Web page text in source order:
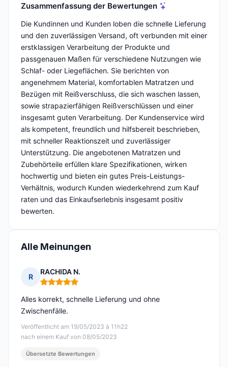
Zusammenfassung der Bewertungen
Die Kundinnen und Kunden loben die schnelle Lieferung
und den zuverlässigen Versand, oft verbunden mit einer
erstklassigen Verarbeitung der Produkte und
passgenauen Maßen für verschiedene Nutzungen wie
Schlaf- oder Liegeflächen. Sie berichten von
angenehmem Material, komfortablen Matratzen und
Bezügen mit Reißverschluss, die sich waschen lassen,
sowie strapazierfähigen Reißverschlüssen und einer
insgesamt guten Verarbeitung. Der Kundenservice wird
als kompetent, freundlich und hilfsbereit beschrieben,
mit schneller Reaktionszeit und zuverlässiger
Unterstützung. Die angebotenen Matratzen und
Zubehörteile erfüllen klare Spezifikationen, wirken
hochwertig und bieten ein gutes Preis-Leistungs-
Verhältnis, wodurch Kunden wiederkehrend zum Kauf
raten und das Einkaufserlebnis insgesamt positiv
bewerten.
Alle Meinungen
R
RACHIDA N.
Hinweis: 5 von 5
Veröffentlicht am 19/05/2023 à 11h22
nach einem Kauf von 08/05/2023
Alles korrekt, schnelle Lieferung und ohne
Zwischenfälle.
Übersetzte Bewertungen